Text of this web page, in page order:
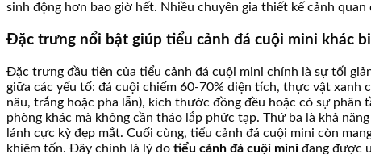
sinh động hơn bao giờ hết. Nhiều chuyên gia thiết kế cảnh
Đặc trưng nổi bật giúp tiểu cảnh đá cuội mini khác
Đặc trưng đầu tiên của tiểu cảnh đá cuội mini chính là sự tối
giữa các yếu tố: đá cuội chiếm 60-70% diện tích, thực vật
nâu, trắng hoặc pha lẫn), kích thước đồng đều hoặc có sự
phòng khác mà không cần tháo lắp phức tạp. Thứ ba là khả
lánh cực kỳ đẹp mắt. Cuối cùng, tiểu cảnh đá cuội mini còn
khiêm tốn. Đây chính là lý do tiểu cảnh đá cuội mini đang được